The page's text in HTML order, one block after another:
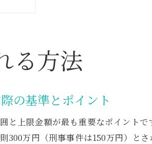
る方法
の基準とポイント
と上限金額が最も重要なポイントで
300万円（刑事事件は150万円）とさ